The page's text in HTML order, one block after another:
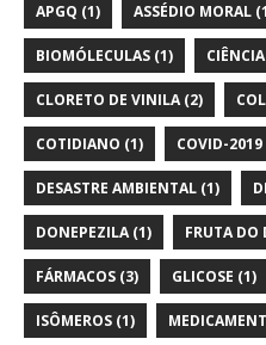
APGQ (1) ASSÉDIO MORAL
BIOMÓLECULAS (1)
CLORETO DE VINILA(2)
COTIDIANO (1) COVID-2019
DESASTRE AMBIENTAL (1)
DONEPEZILA(1) FRUTA DO
FÁRMACOS (3) GLICOSE (1)
ISÔMEROS (1)